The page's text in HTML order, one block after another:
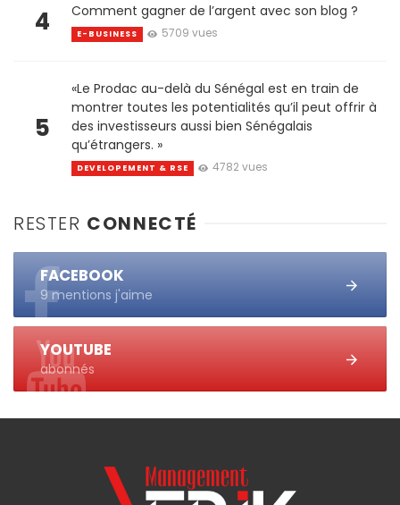
4 Comment gagner de l’argent avec son blog ?
E-BUSINESS 5709 vues
5
«Le Prodac au-delà du Sénégal est en train de
montrer toutes les potentialités qu’il peut offrir à
des investisseurs aussi bien Sénégalais
qu’étrangers. »
DEVELOPEMENT & RSE 4782 vues
RESTER CONNECTÉ
FACEBOOK
9 mentions j'aime
YOUTUBE
abonnés